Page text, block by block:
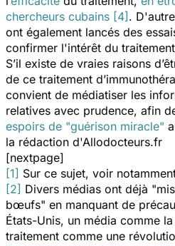
chercheurs cubains [4].
ont également lancés des
confirmer l'intérêt du
S’il existe de vraies raisons
de ce traitement
convient de médiatiser les
relatives avec prudence, afin
espoirs de "guérison miracle"
la rédaction d'Allodocteurs.fr
[nextpage]
[1] Sur ce sujet, voir
[2] Divers médias ont déjà
bœufs" en manquant de
États-Unis, un média comme
traitement comme une